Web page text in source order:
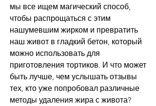
мы все ищем магический способ,
чтобы распрощаться с этим
нашумевшим жирком и превратить
наш живот в гладкий бетон, который
можно использовать для
приготовления тортиков. И что может
быть лучше, чем услышать отзывы
тех, кто уже попробовал различные
методы удаления жира с живота?